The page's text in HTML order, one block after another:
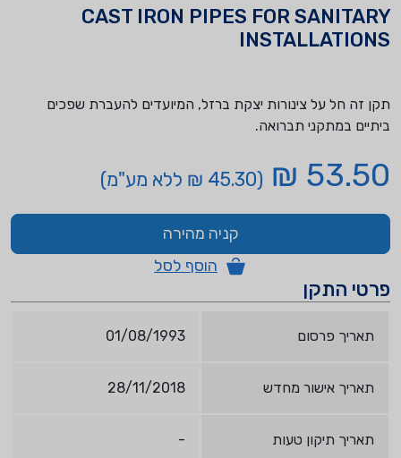
CAST IRON PIPES FOR SANITARY
INSTALLATIONS
תקן זה חל על צינורות יצקת ברזל, המיועדים להעברת שפכים
ביתיים במתקני תברואה.
53.50 ₪ (45.30 ₪ ללא מע"מ)
קניה מהירה
הוסף לסל
פרטי התקן
תאריך פרסום 01/08/1993
תאריך אישור מחדש 28/11/2018
תאריך תיקון טעות -